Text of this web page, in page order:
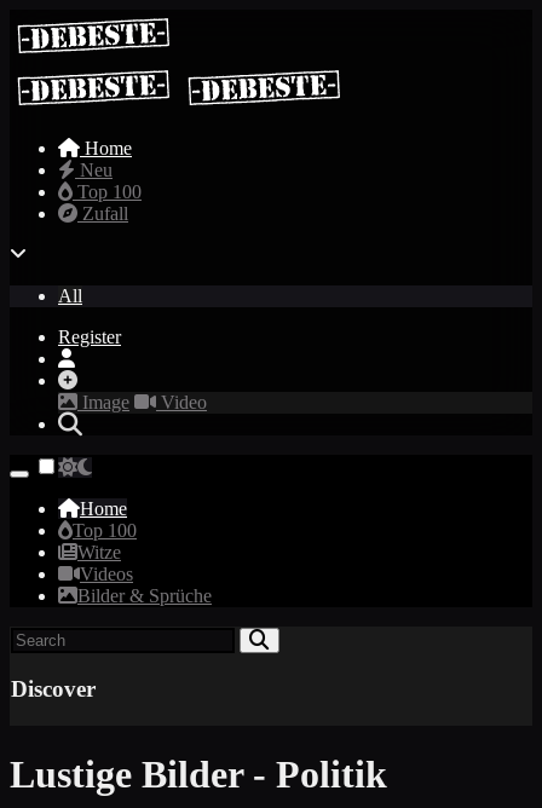
Home
Neu
Top 100
Zufall
All
Register
Image Video
Home
Top 100
Witze
Videos
Bilder & Sprüche
Discover
Lustige Bilder - Politik